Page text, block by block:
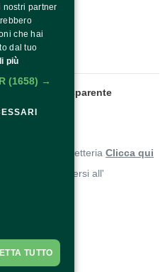
trasparente
della biglietteria Clicca qui
l'evento, rivolgersi all'
nostri partner
che hai
dal tuo
più
(1658) →
TUTTO